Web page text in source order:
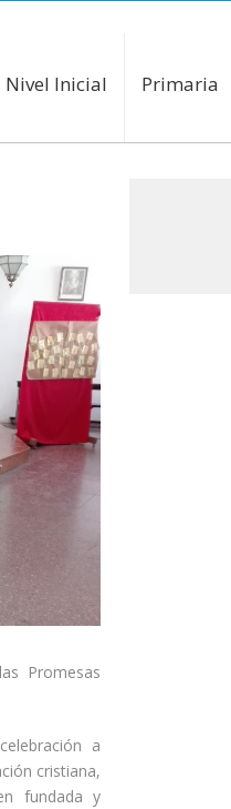
Nivel Inicial Primaria
Promesas
a
cristiana,
fundada y